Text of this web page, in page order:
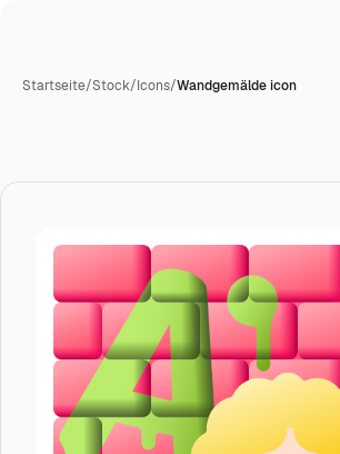
Startseite/Stock/Icons/Wandgemälde icon